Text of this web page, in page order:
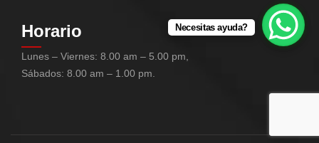
Horario
Lunes – Viernes: 8.00 am – 5.00 pm,
Sábados: 8.00 am – 1.00 pm.
Necesitas ayuda?